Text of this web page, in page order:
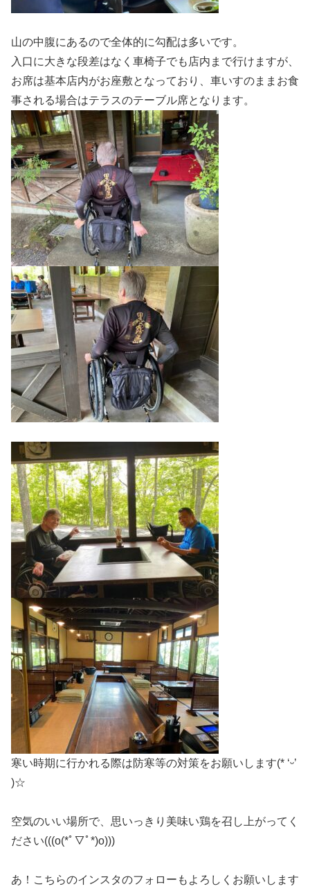
山の中腹にあるので全体的に勾配は多いです。
入口に大きな段差はなく車椅子でも店内まで行けますが、
お席は基本店内がお座敷となっており、車いすのままお食
事される場合はテラスのテーブル席となります。
寒い時期に行かれる際は防寒等の対策をお願いします(* ‘ᵕ’
)☆
空気のいい場所で、思いっきり美味い鶏を召し上がってく
ださい(((o(*ﾟ▽ﾟ*)o)))
あ！こちらのインスタのフォローもよろしくお願いします